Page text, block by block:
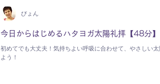
今日からはじめるハタヨガ太陽礼拝【48分】
初めてでも大丈夫！気持ちよい呼吸に合わせて、やさしい太
よう！
びょん